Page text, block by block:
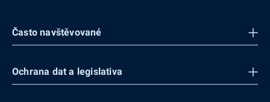
Často navštěvované
Ochrana dat a legislativa